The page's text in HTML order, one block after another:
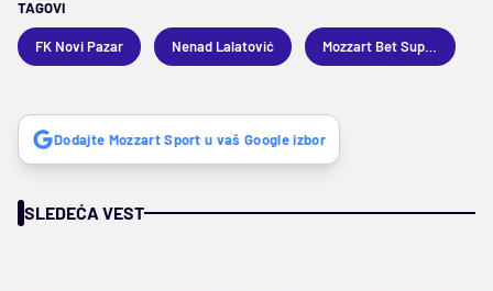
TAGOVI
FK Novi Pazar Nenad Lalatović
Dodajte Mozzart Sport u vaš Google izbor
SLEDEĆA VEST